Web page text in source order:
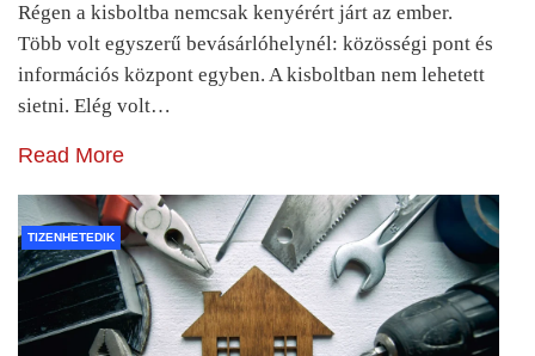
Régen a kisboltba nemcsak kenyérért járt az ember.
Több volt egyszerű bevásárlóhelynél: közösségi pont és
információs központ egyben. A kisboltban nem lehetett
sietni. Elég volt…
Read More
TIZENHETEDIK